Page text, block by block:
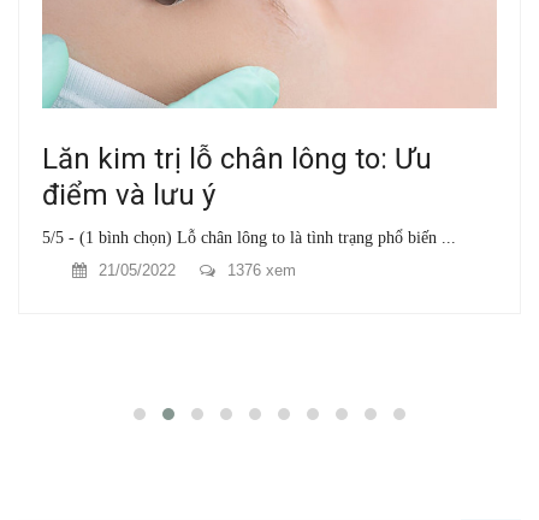
Lăn kim trị lỗ chân lông to: Ưu
điểm và lưu ý
5/5 - (1 bình chọn) Lỗ chân lông to là tình trạng phổ biến ...
21/05/2022
1376 xem